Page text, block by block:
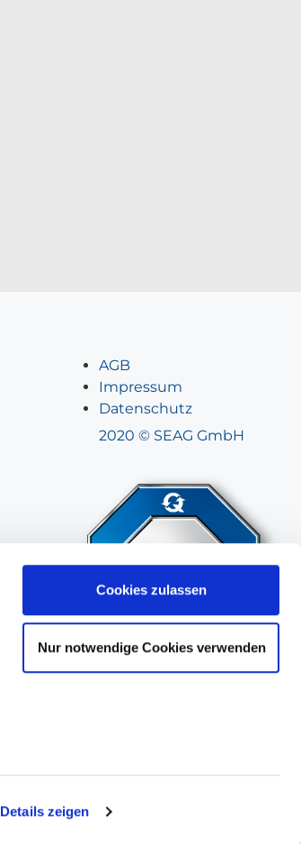
Details zeigen
Cookies zulassen
Nur notwendige Cookies verwenden
AGB
Impressum
Datenschutz
2020 © SEAG GmbH